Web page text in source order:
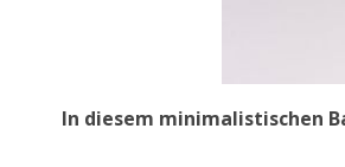
In diesem minimalistischen